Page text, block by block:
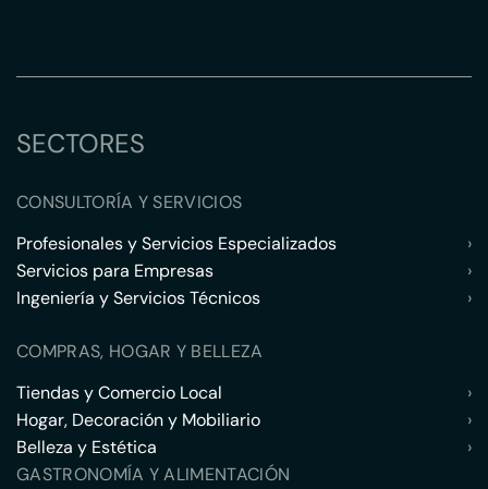
SECTORES
CONSULTORÍA Y SERVICIOS
Profesionales y Servicios Especializados
›
Servicios para Empresas
›
Ingeniería y Servicios Técnicos
›
COMPRAS, HOGAR Y BELLEZA
Tiendas y Comercio Local
›
Hogar, Decoración y Mobiliario
›
Belleza y Estética
›
GASTRONOMÍA Y ALIMENTACIÓN